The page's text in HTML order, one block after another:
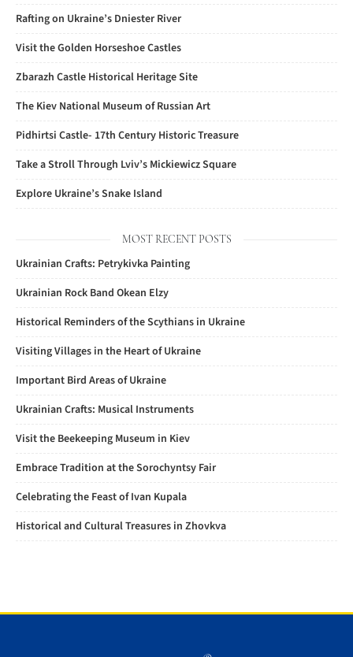
Rafting on Ukraine’s Dniester River
Visit the Golden Horseshoe Castles
Zbarazh Castle Historical Heritage Site
The Kiev National Museum of Russian Art
Pidhirtsi Castle- 17th Century Historic Treasure
Take a Stroll Through Lviv’s Mickiewicz Square
Explore Ukraine’s Snake Island
MOST RECENT POSTS
Ukrainian Crafts: Petrykivka Painting
Ukrainian Rock Band Okean Elzy
Historical Reminders of the Scythians in Ukraine
Visiting Villages in the Heart of Ukraine
Important Bird Areas of Ukraine
Ukrainian Crafts: Musical Instruments
Visit the Beekeeping Museum in Kiev
Embrace Tradition at the Sorochyntsy Fair
Celebrating the Feast of Ivan Kupala
Historical and Cultural Treasures in Zhovkva